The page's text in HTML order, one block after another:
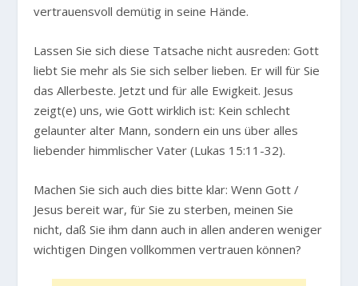
vertrauensvoll demütig in seine Hände.
Lassen Sie sich diese Tatsache nicht ausreden: Gott
liebt Sie mehr als Sie sich selber lieben. Er will für Sie
das Allerbeste. Jetzt und für alle Ewigkeit. Jesus
zeigt(e) uns, wie Gott wirklich ist: Kein schlecht
gelaunter alter Mann, sondern ein uns über alles
liebender himmlischer Vater (Lukas 15:11-32).
Machen Sie sich auch dies bitte klar: Wenn Gott /
Jesus bereit war, für Sie zu sterben, meinen Sie
nicht, daß Sie ihm dann auch in allen anderen weniger
wichtigen Dingen vollkommen vertrauen können?